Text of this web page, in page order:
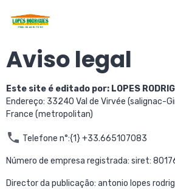
Aviso legal
Este site é editado por: LOPES
Endereço: 33240 Val de Virvée (salignac-
France (metropolitan)
Telefone n°:{1}+33.665107083
Número de empresa registrada: siret:
Director da publicação: antonio lopes